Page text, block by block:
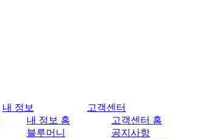
내 정보
내 정보 홈
블루머니
고객센터
고객센터 홈
공지사항